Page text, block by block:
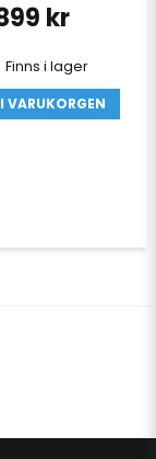
kr
Finns i lager
VARUKORGEN